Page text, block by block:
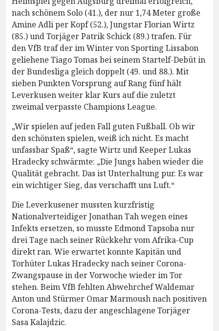
nach schönem Solo (41.), der nur 1,74 Meter große
Amine Adli per Kopf (52.), Jungstar Florian Wirtz
(85.) und Torjäger Patrik Schick (89.) trafen. Für
den VfB traf der im Winter von Sporting Lissabon
geliehene Tiago Tomas bei seinem Startelf-Debüt in
der Bundesliga gleich doppelt (49. und 88.). Mit
sieben Punkten Vorsprung auf Rang fünf hält
Leverkusen weiter klar Kurs auf die zuletzt
zweimal verpasste Champions League.
„Wir spielen auf jeden Fall guten Fußball. Ob wir
den schönsten spielen, weiß ich nicht. Es macht
unfassbar Spaß“, sagte Wirtz und Keeper Lukas
Hradecky schwärmte: „Die Jungs haben wieder die
Qualität gebracht. Das ist Unterhaltung pur. Es war
ein wichtiger Sieg, das verschafft uns Luft.“
Die Leverkusener mussten kurzfristig
Nationalverteidiger Jonathan Tah wegen eines
Infekts ersetzen, so musste Edmond Tapsoba nur
drei Tage nach seiner Rückkehr vom Afrika-Cup
direkt ran. Wie erwartet konnte Kapitän und
Torhüter Lukas Hradecky nach seiner Corona-
Zwangspause in der Vorwoche wieder im Tor
stehen. Beim VfB fehlten Abwehrchef Waldemar
Anton und Stürmer Omar Marmoush nach positiven
Corona-Tests, dazu der angeschlagene Torjäger
Sasa Kalajdzic.